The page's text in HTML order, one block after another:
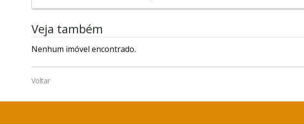
Veja também
Nenhum imóvel encontrado.
Voltar